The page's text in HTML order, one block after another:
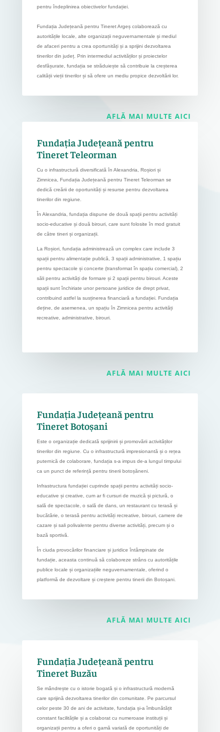
pentru îndeplinirea obiectivelor fundației.
Fundația Județeană pentru Tineret Argeș colaborează cu
autoritățile locale, alte organizații neguvernamentale și mediul
de afaceri pentru a crea oportunități și a sprijini dezvoltarea
tinerilor din județ. Prin intermediul activităților și proiectelor
desfășurate, fundația se străduiește să contribuie la creșterea
calității vieții tinerilor și să ofere un mediu propice dezvoltării lor.
AFLĂ MAI MULTE AICI
Fundația Județeană pentru
Tineret Teleorman
Cu o infrastructură diversificată în Alexandria, Roșiori și
Zimnicea, Fundația Județeană pentru Tineret Teleorman se
dedică creării de oportunități și resurse pentru dezvoltarea
tinerilor din regiune.
În Alexandria, fundația dispune de două spații pentru activități
socio-educative și două birouri, care sunt folosite în mod gratuit
de către tineri și organizații.
La Roșiori, fundația administrează un complex care include 3
spații pentru alimentație publică, 3 spații administrative, 1 spațiu
pentru spectacole și concerte (transformat în spațiu comercial), 2
săli pentru activități de formare și 2 spații pentru birouri. Aceste
spații sunt închiriate unor persoane juridice de drept privat,
contribuind astfel la susținerea financiară a fundației. Fundația
deține, de asemenea, un spațiu în Zimnicea pentru activități
recreative, administrative, birouri.
AFLĂ MAI MULTE AICI
Fundația Județeană pentru
Tineret Botoșani
Este o organizație dedicată sprijinirii și promovării activităților
tinerilor din regiune. Cu o infrastructură impresionantă și o rețea
puternică de colaborare, fundația s-a impus de-a lungul timpului
ca un punct de referință pentru tinerii botoșăneni.
Infrastructura fundației cuprinde spații pentru activități socio-
educative și creative, cum ar fi cursuri de muzică și pictură, o
sală de spectacole, o sală de dans, un restaurant cu terasă și
bucătărie, o terasă pentru activități recreative, birouri, camere de
cazare și sali polivalente pentru diverse activități, precum și o
bază sportivă.
În ciuda provocărilor financiare și juridice întâmpinate de
fundație, aceasta continuă să colaboreze strâns cu autoritățile
publice locale și organizațiile neguvernamentale, oferind o
platformă de dezvoltare și creștere pentru tinerii din Botoșani.
AFLĂ MAI MULTE AICI
Fundația Județeană pentru
Tineret Buzău
Se mândrește cu o istorie bogată și o infrastructură modernă
care sprijină dezvoltarea tinerilor din comunitate. Pe parcursul
celor peste 30 de ani de activitate, fundația și-a îmbunătățit
constant facilitățile și a colaborat cu numeroase instituții și
organizații pentru a oferi o gamă variată de oportunități de